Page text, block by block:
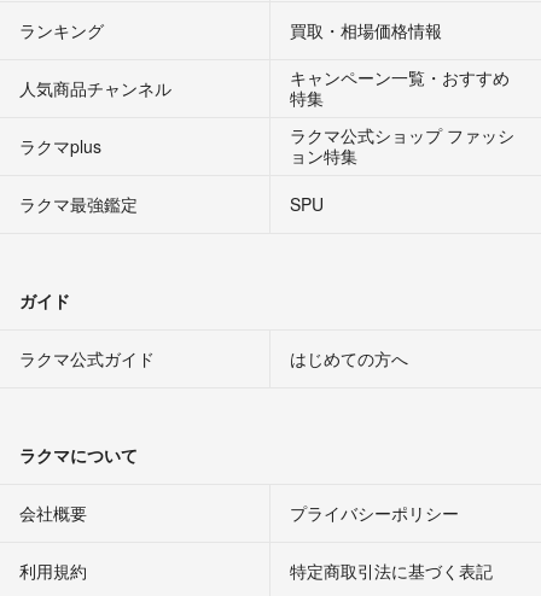
ランキング 買取・相場価格情報
人気商品チャンネル
キャンペーン一覧・おすすめ
特集
ラクマplus
ラクマ公式ショップ ファッシ
ョン特集
ラクマ最強鑑定
SPU
ガイド
ラクマ公式ガイド はじめての方へ
ラクマについて
会社概要 プライバシーポリシー
利用規約 特定商取引法に基づく表記